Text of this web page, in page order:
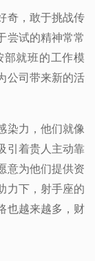
奇，敢于挑战传
尝试的精神常常
就班的工作模
公司带来新的活
染力，他们就像
引着贵人主动靠
意为他们提供资
力下，射手座的
也越来越多，财